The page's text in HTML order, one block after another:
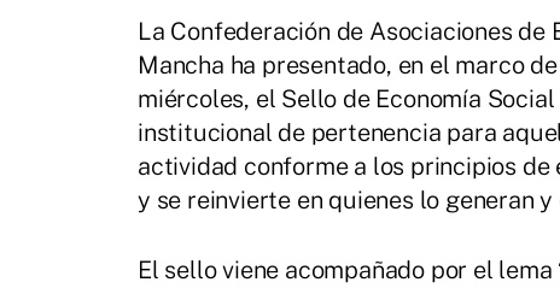
La Confederación de Asociaciones
Mancha ha presentado, en el marco
miércoles, el Sello de Economía
institucional de pertenencia para
actividad conforme a los principios
y se reinvierte en quienes lo generan y
El sello viene acompañado por el